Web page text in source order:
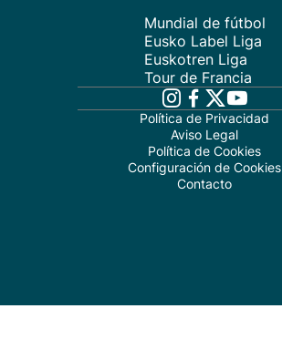
Mundial de fútbol
Eusko Label Liga
Euskotren Liga
Tour de Francia
Política de Privacidad
Aviso Legal
Política de Cookies
Configuración de Cookies
Contacto